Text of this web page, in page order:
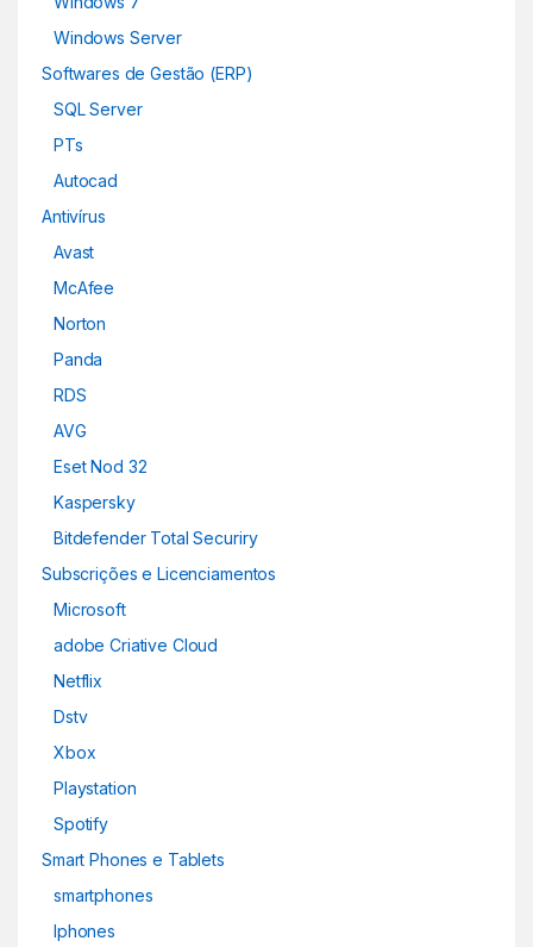
Windows Server
Softwares de Gestão (ERP)
SQL Server
PTs
Autocad
Antivírus
Avast
McAfee
Norton
Panda
RDS
AVG
Eset Nod 32
Kaspersky
Bitdefender Total Securiry
Subscrições e Licenciamentos
Microsoft
adobe Criative Cloud
Netflix
Dstv
Xbox
Playstation
Spotify
Smart Phones e Tablets
smartphones
Iphones